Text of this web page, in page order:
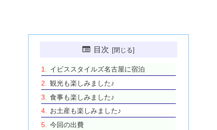
目次
イビススタイルズ名古屋に宿泊
観光も楽しみました♪
食事も楽しみました♪
お土産も楽しみました♪
今回の出費